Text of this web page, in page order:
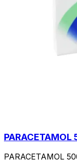
PARACETAMOL